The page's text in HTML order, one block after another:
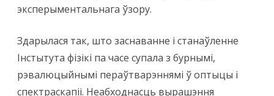
эксперыментальнага ўзору.
Здарылася так, што заснаванне і станаўленне
Інстытута фізікі па часе супала з бурнымі,
рэвалюцыйнымі пераўтварэннямі ў оптыцы і
спектраскапіі. Неабходнасць вырашэння